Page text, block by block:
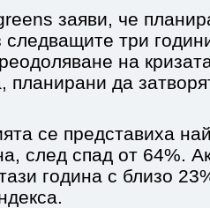
заяви, че
три
на
планирани да
се представиха
след спад от 64%.
година с близо